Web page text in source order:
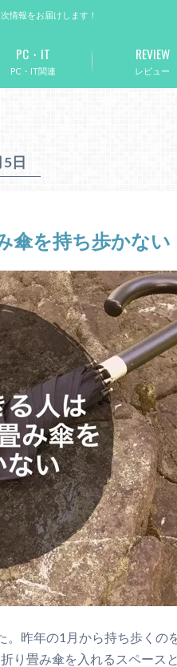
情報をお届けします！
PC・IT関連
PC・IT
レビュー
REVIEW
日
傘を持ち歩かない
昨年の1月から持ち歩くの
り畳み傘を入れるスペース